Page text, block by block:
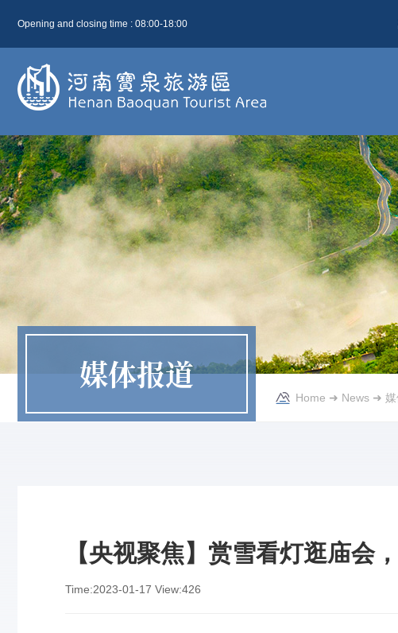
Opening and closing time : 08:00-18:00
媒体报道
Home ➜ News ➜
【央视聚焦】赏雪看灯逛庙会
Time:2023-01-17 View:426